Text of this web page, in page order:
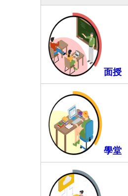
面授
學堂